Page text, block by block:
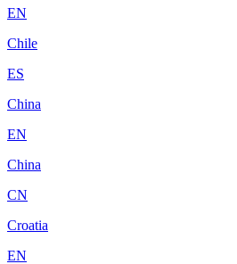
EN
Chile
ES
China
EN
China
CN
Croatia
EN